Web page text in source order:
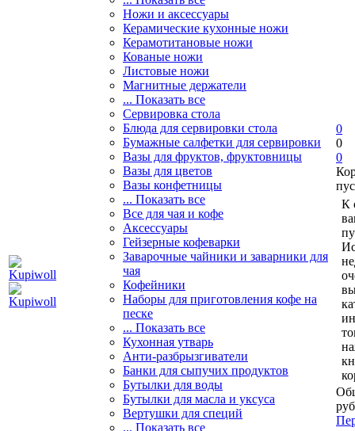
Ножи и аксессуары
Керамические кухонные ножи
Керамотитановые ножи
Кованые ножи
Листовые ножи
Магнитные держатели
... Показать все
Сервировка стола
Блюда для сервировки стола
Бумажные салфетки для сервировки
Вазы для фруктов, фруктовницы
Вазы для цветов
Вазы конфетницы
... Показать все
Все для чая и кофе
Аксессуары
Гейзерные кофеварки
Заварочные чайники и заварники для
чая
Кофейники
Наборы для приготовления кофе на
песке
... Показать все
Кухонная утварь
Анти-разбрызгиватели
Банки для сыпучих продуктов
Бутылки для воды
Бутылки для масла и уксуса
Вертушки для специй
... Показать все
0
0
0
К